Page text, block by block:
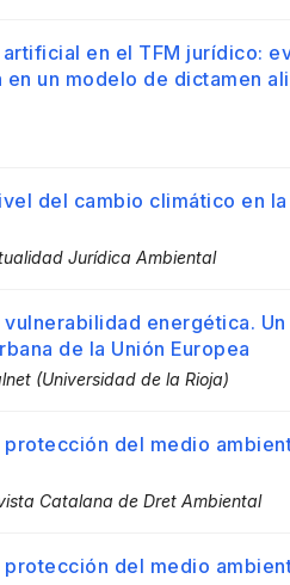
en el TFM jurídico:
un modelo de dictamen
del cambio climático en
Jurídica Ambiental
energética.
de la Unión Europea
(Universidad de la Rioja)
del medio
Catalana de Dret Ambiental
del medio